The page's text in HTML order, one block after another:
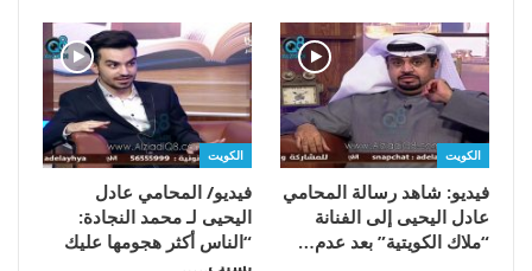
الكويت
فيديو: شاهد رسالة المحامي
عادل اليحيى إلى الفنانة
“ملاك الكويتية” بعد عدم…
الكويت
فيديو/ المحامي عادل
اليحيى لـ محمد النجادة:
“الناس أكثر هجومها عليك
بسبب..…